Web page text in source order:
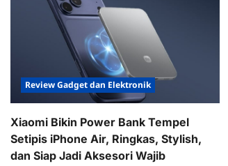
Review Gadget dan Elektronik
Xiaomi Bikin Power Bank Tempel
Setipis iPhone Air, Ringkas, Stylish,
dan Siap Jadi Aksesori Wajib